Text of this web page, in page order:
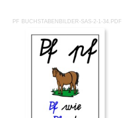
PF BUCHSTABENBILDER-SAS-2-1-34.PDF